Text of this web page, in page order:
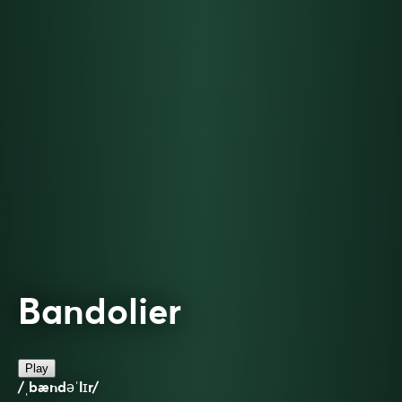
Bandolier
Play
/ˌbændəˈlɪr/